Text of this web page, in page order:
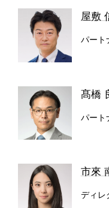
屋敷
パート
髙橋
パート
市來
ディレ